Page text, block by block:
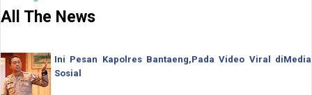
All The News
Ini Pesan Kapolres Bantaeng,Pada Video Viral diMedia
Sosial